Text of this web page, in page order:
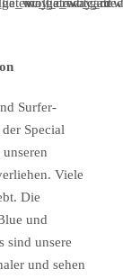
Surfer-
Special
Viele
Die
und
sind unsere
und sehen